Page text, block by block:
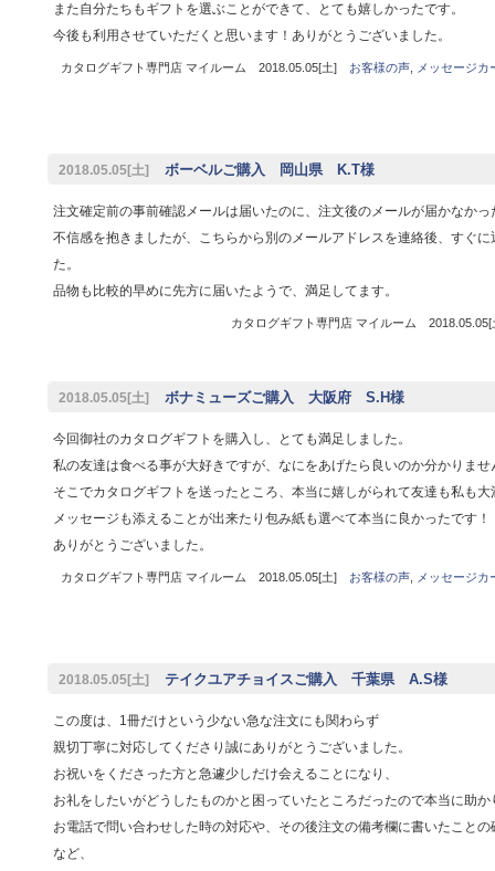
また自分たちもギフトを選ぶことができて、とても嬉しかったです。
今後も利用させていただくと思います！ありがとうございました。
カタログギフト専門店 マイルーム 2018.05.05[土] お客様の声, メッセージ
2018.05.05[土] ボーベルご購入 岡山県 K.T様
注文確定前の事前確認メールは届いたのに、注文後のメールが届かなかっ
不信感を抱きましたが、こちらから別のメールアドレスを連絡後、すぐ
た。
品物も比較的早めに先方に届いたようで、満足してます。
カタログギフト専門店 マイルーム
2018.05.05[土] ボナミューズご購入 大阪府 S.H様
今回御社のカタログギフトを購入し、とても満足しました。
私の友達は食べる事が大好きですが、なにをあげたら良いのか分かりませ
そこでカタログギフトを送ったところ、本当に嬉しがられて友達も私も大
メッセージも添えることが出来たり包み紙も選べて本当に良かったです！
ありがとうございました。
カタログギフト専門店 マイルーム 2018.05.05[土] お客様の声, メッセージカ
2018.05.05[土] テイクユアチョイスご購入 千葉県 A.S様
この度は、1冊だけという少ない急な注文にも関わらず
親切丁寧に対応してくださり誠にありがとうございました。
お祝いをくださった方と急遽少しだけ会えることになり、
お礼をしたいがどうしたものかと困っていたところだったので本当に助か
お電話で問い合わせした時の対応や、その後注文の備考欄に書いたこと
など、